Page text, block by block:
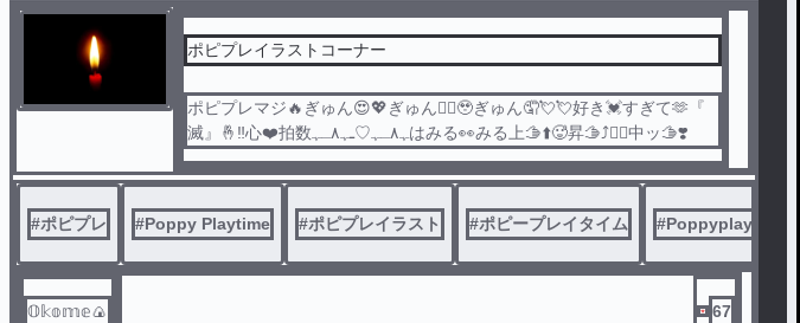
ポピプレイラストコーナー
ポピプレマジ🔥ぎゅん😍💖ぎゅん❤️‍🔥🥹ぎゅん🤦💘💘好き💓すぎて🫶『
滅』🤞‼️心❤️拍数‎ﮩ٨ـﮩ♡ـﮩ٨ـﮩはみる👀みる上🫱⬆️🥵昇🫱⤴️❤️‍🔥中ッ🫱❣️
#ポピプレ #Poppy Playtime #ポピプレイラスト #ポピープレイタイム #Poppyplaytime
𝕆𝕜𝕠𝕞𝕖🍙 67